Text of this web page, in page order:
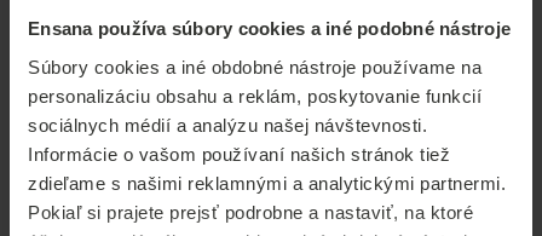
Ensana používa súbory cookies a iné podobné nástroje
Súbory cookies a iné obdobné nástroje používame na
personalizáciu obsahu a reklám, poskytovanie funkcií
sociálnych médií a analýzu našej návštevnosti.
Informácie o vašom používaní našich stránok tiež
zdieľame s našimi reklamnými a analytickými partnermi.
Pokiaľ si prajete prejsť podrobne a nastaviť, na ktoré
Pohybový systém
Zdravie: